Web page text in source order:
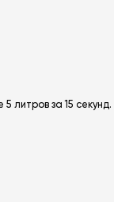
литров за 15 секунд.